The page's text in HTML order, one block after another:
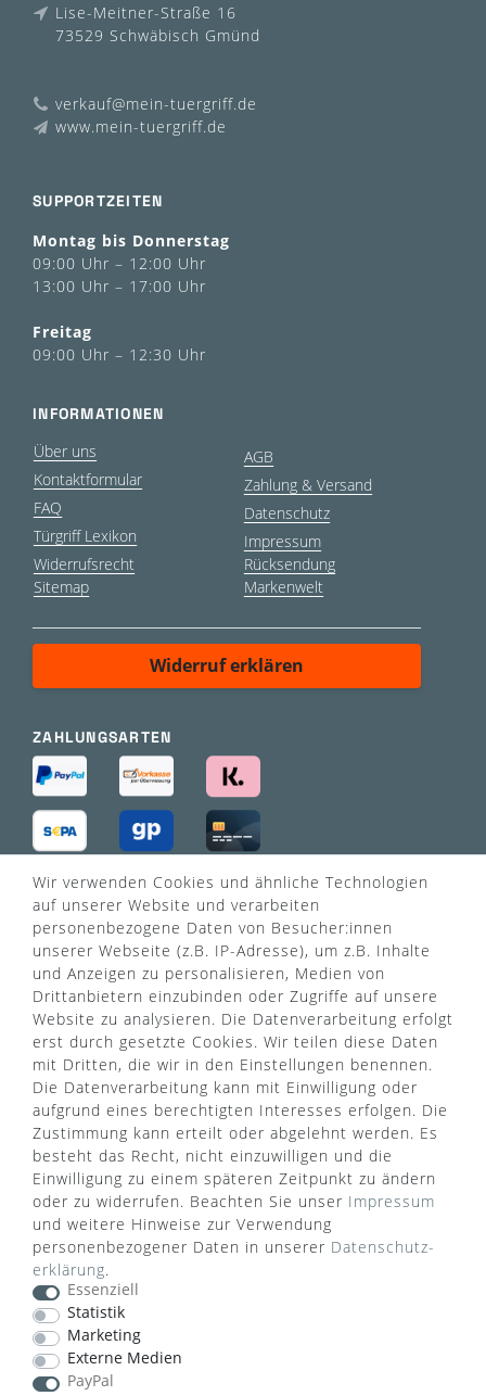
Lise-Meitner-Straße 16
73529 Schwäbisch Gmünd
verkauf@mein-tuergriff.de
www.mein-tuergriff.de
SUPPORTZEITEN
Montag bis Donnerstag
09:00 Uhr – 12:00 Uhr
13:00 Uhr – 17:00 Uhr
Freitag
09:00 Uhr – 12:30 Uhr
INFORMATIONEN
Über uns
Kontaktformular
FAQ
Türgriff Lexikon
Widerrufsrecht
Sitemap
AGB
Zahlung & Versand
Datenschutz
Impressum
Rücksendung
Markenwelt
Widerruf erklären
ZAHLUNGSARTEN
VERSANDART
WUSSTEN SIE SCHON?
Das Käufersiegel des Händlerbunds garantiert Ihnen
100%.-ige Zahlungssicherheit, größtmöglichen
Datenschutz und Geld-zurück-Garantie bei Nicht-
oder Falschlieferung.
Wir verwenden Cookies und ähnliche Technologien
auf unserer Website und verarbeiten
personenbezogene Daten von Besucher:innen
unserer Webseite (z.B. IP-Adresse), um z.B. Inhalte
und Anzeigen zu personalisieren, Medien von
Drittanbietern einzubinden oder Zugriffe auf unsere
Website zu analysieren. Die Datenverarbeitung erfolgt
erst durch gesetzte Cookies. Wir teilen diese Daten
mit Dritten, die wir in den Einstellungen benennen.
Die Datenverarbeitung kann mit Einwilligung oder
aufgrund eines berechtigten Interesses erfolgen. Die
Zustimmung kann erteilt oder abgelehnt werden. Es
besteht das Recht, nicht einzuwilligen und die
Einwilligung zu einem späteren Zeitpunkt zu ändern
oder zu widerrufen. Beachten Sie unser Impressum
und weitere Hinweise zur Verwendung
personenbezogener Daten in unserer Daten­schutz­
erklärung.
Essenziell
Statistik
Marketing
Externe Medien
PayPal